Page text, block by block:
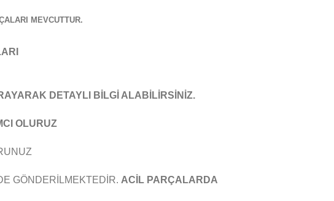
MEVCUTTUR.
DETAYLI BİLGİ ALABİLİRSİNİZ.
OLURUZ
GÖNDERİLMEKTEDİR. ACİL PARÇALARDA